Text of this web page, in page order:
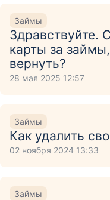
Займы
Здравствуйте.
карты за
вернуть?
28 мая 2025 12:57
Займы
Как удалить
02 ноября 2024 13:33
Займы